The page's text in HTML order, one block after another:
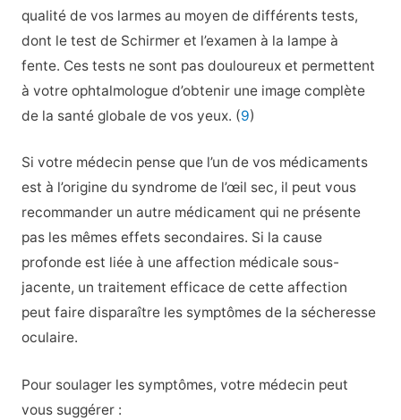
qualité de vos larmes au moyen de différents tests,
dont le test de Schirmer et l’examen à la lampe à
fente. Ces tests ne sont pas douloureux et permettent
à votre ophtalmologue d’obtenir une image complète
de la santé globale de vos yeux. (9)
Si votre médecin pense que l’un de vos médicaments
est à l’origine du syndrome de l’œil sec, il peut vous
recommander un autre médicament qui ne présente
pas les mêmes effets secondaires. Si la cause
profonde est liée à une affection médicale sous-
jacente, un traitement efficace de cette affection
peut faire disparaître les symptômes de la sécheresse
oculaire.
Pour soulager les symptômes, votre médecin peut
vous suggérer :